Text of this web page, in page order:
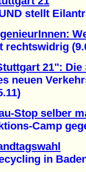
stellt
21": Die
Stop selber
Camp
in